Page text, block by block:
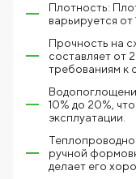
Плотность:
варьируется от
Прочность на
составляет от
требованиям к
10% до 20%,
эксплуатации.
ручной
делает его